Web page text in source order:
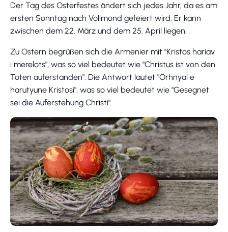
Der Tag des Osterfestes ändert sich jedes Jahr, da es am
ersten Sonntag nach Vollmond gefeiert wird. Er kann
zwischen dem 22. März und dem 25. April liegen.
Zu Ostern begrüßen sich die Armenier mit "Kristos hariav
i merelots", was so viel bedeutet wie "Christus ist von den
Toten auferstanden". Die Antwort lautet "Orhnyal e
harutyune Kristosi", was so viel bedeutet wie "Gesegnet
sei die Auferstehung Christi".